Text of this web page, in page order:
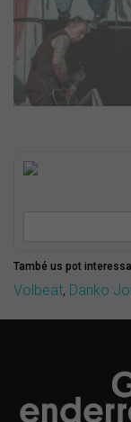
També us pot
Volbeat, Danko